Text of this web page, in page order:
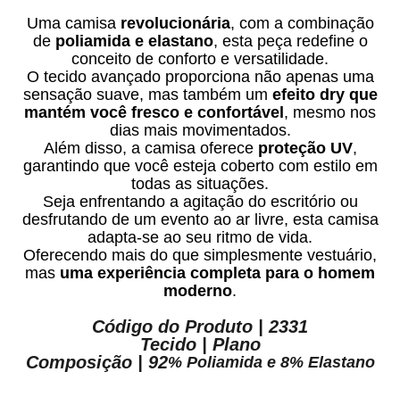
Uma camisa revolucionária, com a combinação
de poliamida e elastano, esta peça redefine o
conceito de conforto e versatilidade.
O tecido avançado proporciona não apenas uma
sensação suave, mas também um efeito dry que
mantém você fresco e confortável, mesmo nos
dias mais movimentados.
Além disso, a camisa oferece proteção UV,
garantindo que você esteja coberto com estilo em
todas as situações.
Seja enfrentando a agitação do escritório ou
desfrutando de um evento ao ar livre, esta camisa
adapta-se ao seu ritmo de vida.
Oferecendo mais do que simplesmente vestuário,
mas uma experiência completa para o homem
moderno.
Código do Produto | 2331
Tecido | Plano
Composição | 92% Poliamida e 8% Elastano